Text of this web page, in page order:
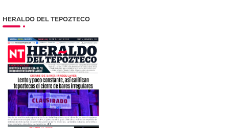
HERALDO DEL TEPOZTECO